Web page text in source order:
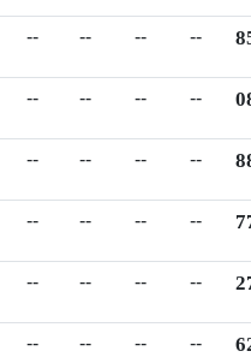
-- -- -- --
-- -- -- --
-- -- -- --
-- -- -- --
-- -- -- --
-- -- -- --